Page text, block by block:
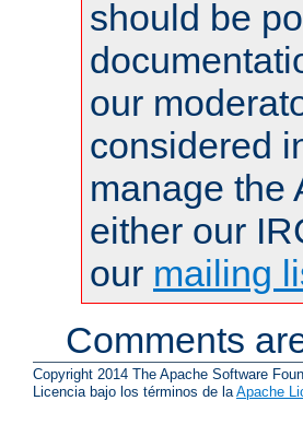
should be
our
considered
manage the
either our
our mailing
Comments
Copyright 2014 The Apache Software
Licencia bajo los términos de laApache